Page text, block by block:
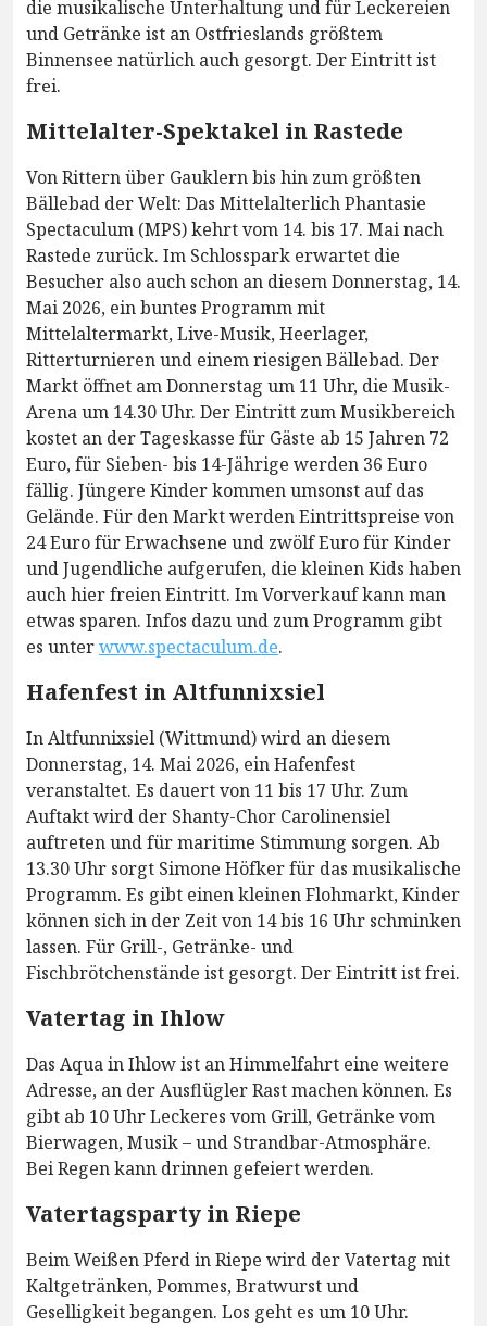
die musikalische Unterhaltung und für Leckereien
und Getränke ist an Ostfrieslands größtem
Binnensee natürlich auch gesorgt. Der Eintritt ist
frei.
Mittelalter-Spektakel in Rastede
Von Rittern über Gauklern bis hin zum größten
Bällebad der Welt: Das Mittelalterlich Phantasie
Spectaculum (MPS) kehrt vom 14. bis 17. Mai nach
Rastede zurück. Im Schlosspark erwartet die
Besucher also auch schon an diesem Donnerstag, 14.
Mai 2026, ein buntes Programm mit
Mittelaltermarkt, Live-Musik, Heerlager,
Ritterturnieren und einem riesigen Bällebad. Der
Markt öffnet am Donnerstag um 11 Uhr, die Musik-
Arena um 14.30 Uhr. Der Eintritt zum Musikbereich
kostet an der Tageskasse für Gäste ab 15 Jahren 72
Euro, für Sieben- bis 14-Jährige werden 36 Euro
fällig. Jüngere Kinder kommen umsonst auf das
Gelände. Für den Markt werden Eintrittspreise von
24 Euro für Erwachsene und zwölf Euro für Kinder
und Jugendliche aufgerufen, die kleinen Kids haben
auch hier freien Eintritt. Im Vorverkauf kann man
etwas sparen. Infos dazu und zum Programm gibt
es unterwww.spectaculum.de.
Hafenfest in Altfunnixsiel
In Altfunnixsiel (Wittmund) wird an diesem
Donnerstag, 14. Mai 2026, ein Hafenfest
veranstaltet. Es dauert von 11 bis 17 Uhr. Zum
Auftakt wird der Shanty-Chor Carolinensiel
auftreten und für maritime Stimmung sorgen. Ab
13.30 Uhr sorgt Simone Höfker für das musikalische
Programm. Es gibt einen kleinen Flohmarkt, Kinder
können sich in der Zeit von 14 bis 16 Uhr schminken
lassen. Für Grill-, Getränke- und
Fischbrötchenstände ist gesorgt. Der Eintritt ist frei.
Vatertag in Ihlow
Das Aqua in Ihlow ist an Himmelfahrt eine weitere
Adresse, an der Ausflügler Rast machen können. Es
gibt ab 10 Uhr Leckeres vom Grill, Getränke vom
Bierwagen, Musik – und Strandbar-Atmosphäre.
Bei Regen kann drinnen gefeiert werden.
Vatertagsparty in Riepe
Beim Weißen Pferd in Riepe wird der Vatertag mit
Kaltgetränken, Pommes, Bratwurst und
Geselligkeit begangen. Los geht es um 10 Uhr.